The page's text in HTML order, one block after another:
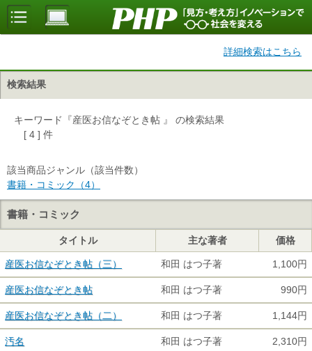
詳細検索はこちら
検索結果
キーワード『産医お信なぞとき帖 』 の検索結果
[ 4 ] 件
該当商品ジャンル（該当件数）
書籍・コミック（4）
書籍・コミック
タイトル 主な著者 価格
産医お信なぞとき帖（三） 和田 はつ子著 1,100円
産医お信なぞとき帖 和田 はつ子著 990円
産医お信なぞとき帖（二） 和田 はつ子著 1,144円
汚名 和田 はつ子著 2,310円